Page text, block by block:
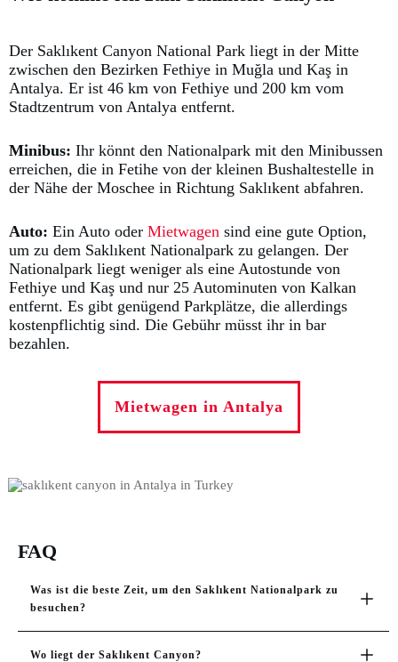
Der Saklıkent Canyon National Park liegt in der Mitte
zwischen den Bezirken Fethiye in Muğla und Kaş in
Antalya. Er ist 46 km von Fethiye und 200 km vom
Stadtzentrum von Antalya entfernt.
Minibus: Ihr könnt den Nationalpark mit den Minibussen
erreichen, die in Fetihe von der kleinen Bushaltestelle in
der Nähe der Moschee in Richtung Saklıkent abfahren.
Auto: Ein Auto oder Mietwagen sind eine gute Option,
um zu dem Saklıkent Nationalpark zu gelangen. Der
Nationalpark liegt weniger als eine Autostunde von
Fethiye und Kaş und nur 25 Autominuten von Kalkan
entfernt. Es gibt genügend Parkplätze, die allerdings
kostenpflichtig sind. Die Gebühr müsst ihr in bar
bezahlen.
Mietwagen in Antalya
FAQ
Was ist die beste Zeit, um den Saklıkent Nationalpark zu
besuchen?
Wo liegt der Saklıkent Canyon?